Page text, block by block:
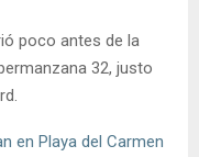
poco antes de la
32, justo
en Playa del Carmen